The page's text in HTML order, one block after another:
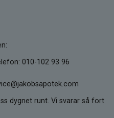
010-102 93 96
dygnet runt. Vi svarar så fort